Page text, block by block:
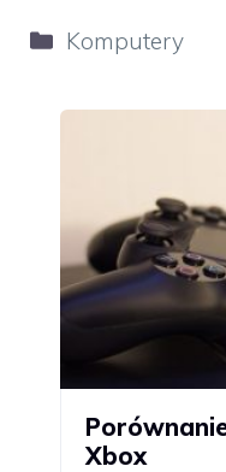
Kategorie
Komputery
Xbox